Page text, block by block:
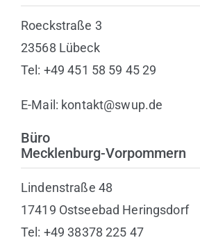
Roeckstraße 3
23568 Lübeck
Tel: +49 451 58 59 45 29
E-Mail: kontakt@swup.de
Büro
Mecklenburg-Vorpommern
Lindenstraße 48
17419 Ostseebad Heringsdorf
Tel: +49 38378 225 47